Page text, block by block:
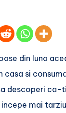
din luna
casa si
descoperi ca-
mai